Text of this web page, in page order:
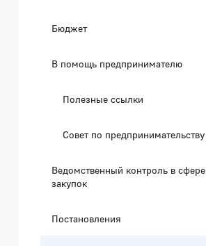
Бюджет
В помощь предпринимателю
Полезные ссылки
Совет по предпринимательству
Ведомственный контроль в сфере
закупок
Постановления